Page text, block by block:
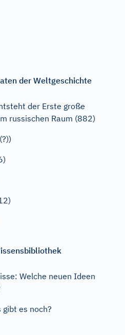
der Weltgeschichte
der Erste große
russischen Raum (882)
Welche neuen Ideen
gibt es noch?